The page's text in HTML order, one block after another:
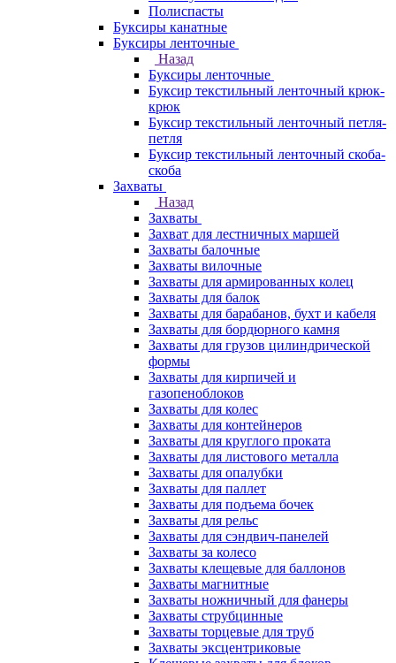
Полиспасты
Буксиры канатные
Буксиры ленточные
Назад
Буксиры ленточные
Буксир текстильный ленточный крюк-
крюк
Буксир текстильный ленточный петля-
петля
Буксир текстильный ленточный скоба-
скоба
Захваты
Назад
Захваты
Захват для лестничных маршей
Захваты балочные
Захваты вилочные
Захваты для армированных колец
Захваты для балок
Захваты для барабанов, бухт и кабеля
Захваты для бордюрного камня
Захваты для грузов цилиндрической
формы
Захваты для кирпичей и
газопеноблоков
Захваты для колес
Захваты для контейнеров
Захваты для круглого проката
Захваты для листового металла
Захваты для опалубки
Захваты для паллет
Захваты для подъема бочек
Захваты для рельс
Захваты для сэндвич-панелей
Захваты за колесо
Захваты клещевые для баллонов
Захваты магнитные
Захваты ножничный для фанеры
Захваты струбцинные
Захваты торцевые для труб
Захваты эксцентриковые